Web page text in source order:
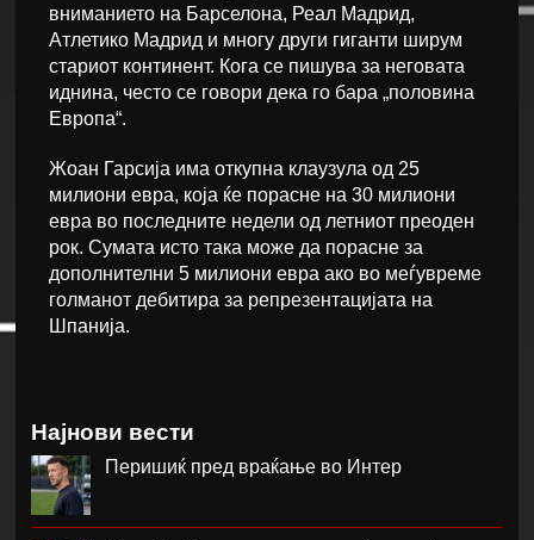
вниманието на Барселона, Реал Мадрид,
Атлетико Мадрид и многу други гиганти ширум
стариот континент. Кога се пишува за неговата
иднина, често се говори дека го бара „половина
Европа“.
Жоан Гарсија има откупна клаузула од 25
милиони евра, која ќе порасне на 30 милиони
евра во последните недели од летниот преоден
рок. Сумата исто така може да порасне за
дополнителни 5 милиони евра ако во меѓувреме
голманот дебитира за репрезентацијата на
Шпанија.
Најнови вести
Перишиќ пред враќање во Интер